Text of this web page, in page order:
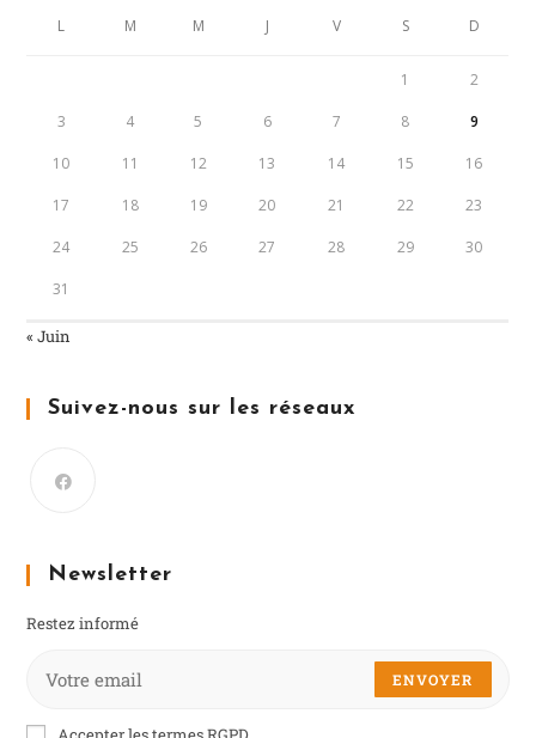
L M M J V S D
1 2
3 4 5 6 7 8 9
10 11 12 13 14 15 16
17 18 19 20 21 22 23
24 25 26 27 28 29 30
31
« Juin
Suivez-nous sur les réseaux
Newsletter
Restez informé
ENVOYER